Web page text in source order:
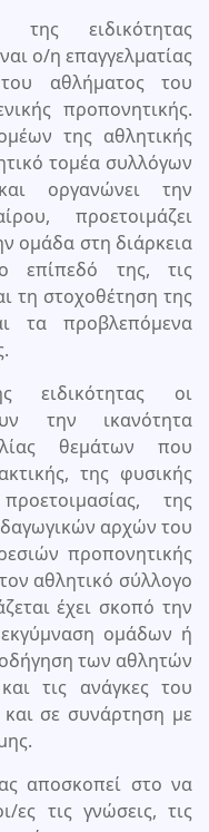
ειδικότητας
ο/η επαγγελματίας
αθλήματος του
προπονητικής.
της αθλητικής
τομέα συλλόγων
οργανώνει την
προετοιμάζει
ομάδα στη διάρκεια
της, τις
τη στοχοθέτηση της
τα προβλεπόμενα
οι
την ικανότητα
θεμάτων που
της φυσικής
της
αρχών του
προπονητικής
αθλητικό σύλλογο
έχει σκοπό την
ομάδων ή
των αθλητών
τις ανάγκες του
σε συνάρτηση με
αποσκοπεί στο να
ες τις γνώσεις, τις